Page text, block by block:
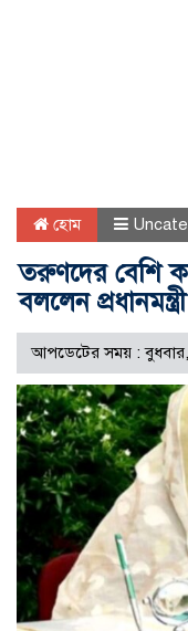
হোম
তরুণদের বেশি
বললেন প্রধানমন্ত্রী
আপডেটের সময় :